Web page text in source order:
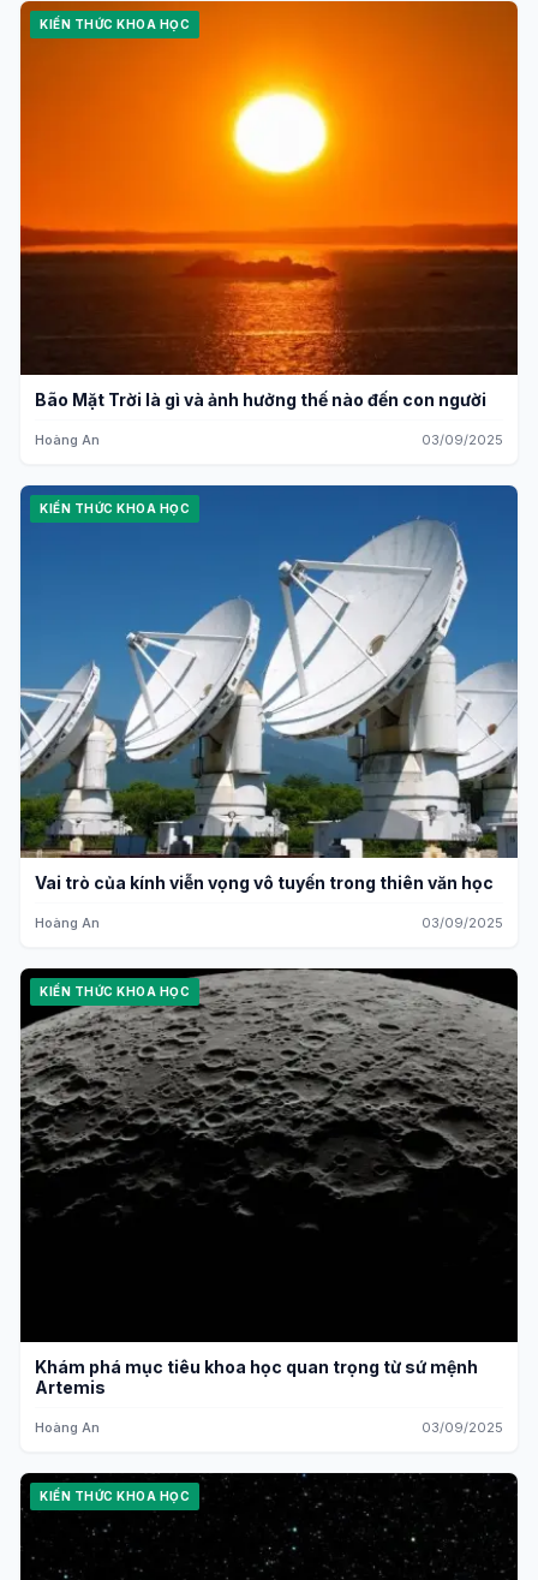
KIẾN THỨC KHOA HỌC
Bão Mặt Trời là gì và ảnh hưởng thế nào đến con người
Hoàng An 03/09/2025
KIẾN THỨC KHOA HỌC
Vai trò của kính viễn vọng vô tuyến trong thiên văn học
Hoàng An 03/09/2025
KIẾN THỨC KHOA HỌC
Khám phá mục tiêu khoa học quan trọng từ sứ mệnh
Artemis
Hoàng An 03/09/2025
KIẾN THỨC KHOA HỌC